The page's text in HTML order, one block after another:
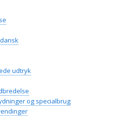
udtryk
og specialbrug